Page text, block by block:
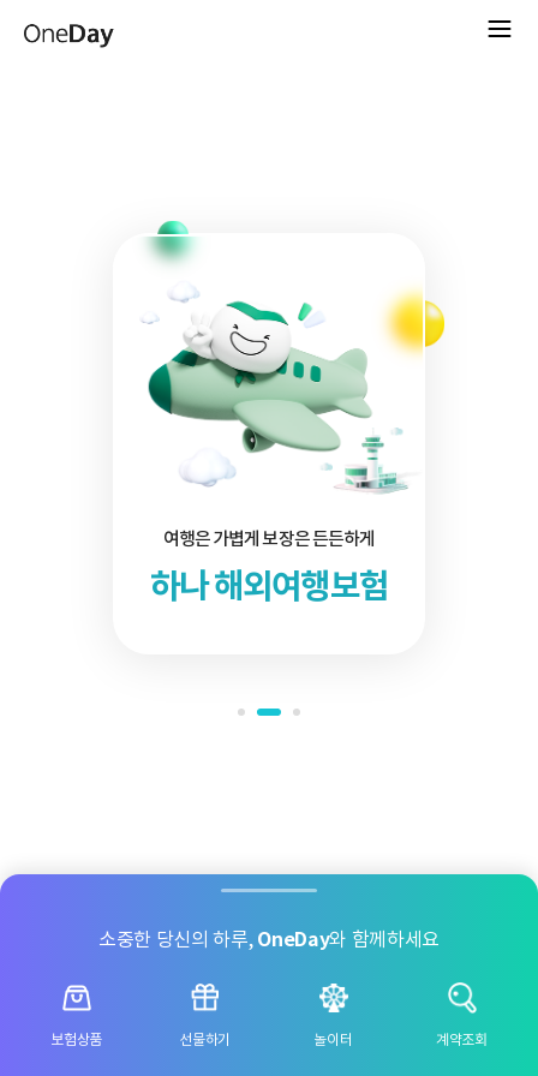
여행은 가볍게 보장은 든든하게
하나 해외여행보험
소중한 당신의 하루, OneDay와 함께하세요
보험상품 선물하기 놀이터 계약조회